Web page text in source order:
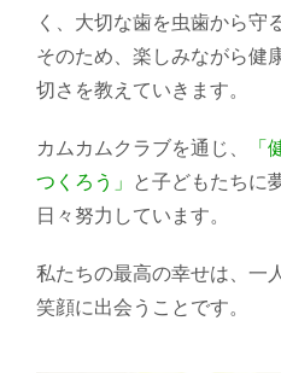
く、大切な歯を虫歯から守
そのため、楽しみながら健
切さを教えていきます。
カムカムクラブを通じ、
「
つくろう」
と子どもたちに
日々努力しています。
私たちの最高の幸せは、一
笑顔に出会うことです。